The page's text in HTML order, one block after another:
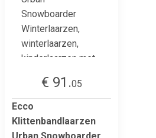
€ 91.05
Ecco
Klittenbandlaarzen